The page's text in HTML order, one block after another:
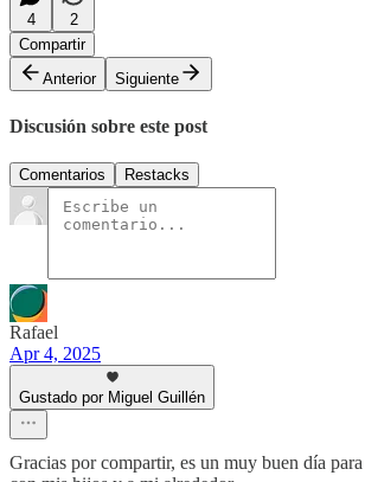
4
2
Compartir
Anterior
Siguiente
Discusión sobre este post
Comentarios Restacks
Rafael
Apr 4, 2025
Gustado por Miguel Guillén
Gracias por compartir, es un muy buen día